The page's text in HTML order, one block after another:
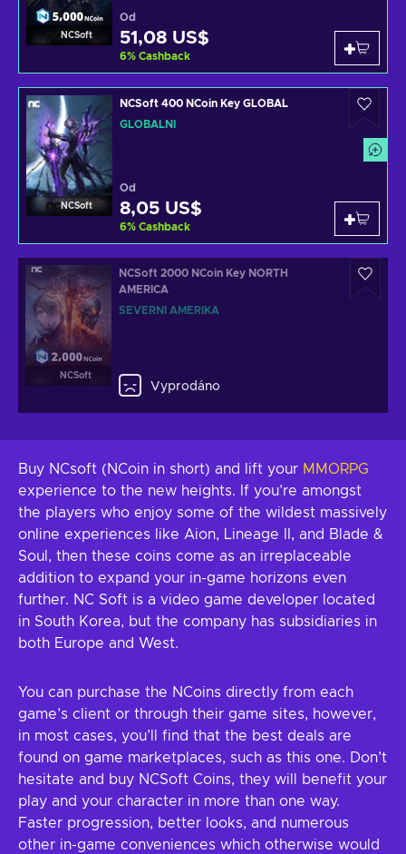
NCSoft
Od
51,08 US$
6% Cashback
NCSoft
NCSoft 400 NCoin Key GLOBAL
GLOBÁLNÍ
Od
8,05 US$
6% Cashback
NCSoft
NCSoft 2000 NCoin Key NORTH
AMERICA
SEVERNÍ AMERIKA
Vyprodáno
Buy NCsoft (NCoin in short) and lift your MMORPG
experience to the new heights. If you’re amongst
the players who enjoy some of the wildest massively
online experiences like Aion, Lineage II, and Blade &
Soul, then these coins come as an irreplaceable
addition to expand your in-game horizons even
further. NC Soft is a video game developer located
in South Korea, but the company has subsidiaries in
both Europe and West.
You can purchase the NCoins directly from each
game’s client or through their game sites, however,
in most cases, you’ll find that the best deals are
found on game marketplaces, such as this one. Don’t
hesitate and buy NCSoft Coins, they will benefit your
play and your character in more than one way.
Faster progression, better looks, and numerous
other in-game conveniences which otherwise would